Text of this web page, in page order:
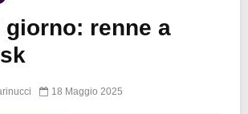
giorno: renne a
18 Maggio 2025